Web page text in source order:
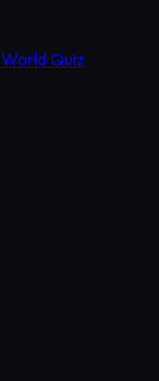
World Quiz